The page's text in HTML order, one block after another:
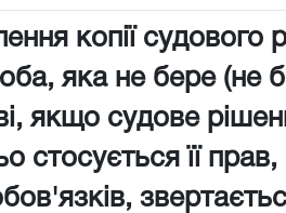
копії судового
яка не бере (не
якщо судове
стосується її